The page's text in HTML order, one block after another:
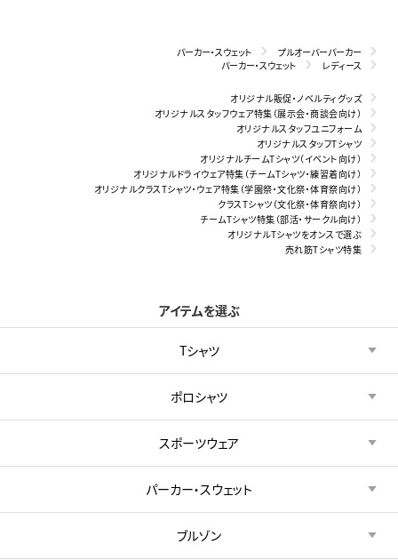
パーカー・スウェット
プルオーバーパーカー
パーカー・スウェット
レディース
オリジナル販促・ノベルティグッズ
オリジナルスタッフウェア特集（展示会・商談会向け）
オリジナルスタッフユニフォーム
オリジナルスタッフTシャツ
オリジナルチームTシャツ（イベント向け）
オリジナルドライウェア特集（チームTシャツ・練習着向け）
オリジナルクラスTシャツ・ウェア特集（学園祭・文化祭・体育祭向け）
クラスTシャツ（文化祭・体育祭向け）
チームTシャツ特集（部活・サークル向け）
オリジナルTシャツをオンスで選ぶ
売れ筋Tシャツ特集
アイテムを選ぶ
Tシャツ
ポロシャツ
スポーツウェア
パーカー・スウェット
ブルゾン